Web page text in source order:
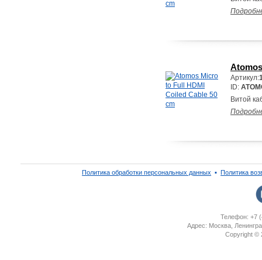
Артикул:
ID:
Витой
Политика обработки персональных данных ▪ Политика
Телефон: +7
Адрес: Москва,
Copyright ©